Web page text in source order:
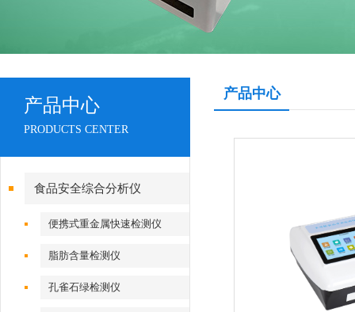
产品中心
PRODUCTS CENTER
食品安全综合分析仪
便携式重金属快速检测仪
脂肪含量检测仪
孔雀石绿检测仪
产品中心